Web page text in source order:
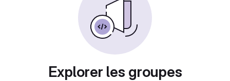
Explorer les groupes